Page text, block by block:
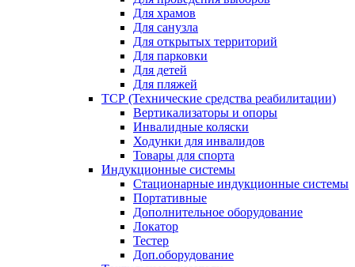
Для храмов
Для санузла
Для открытых территорий
Для парковки
Для детей
Для пляжей
ТСР (Технические средства реабилитации)
Вертикализаторы и опоры
Инвалидные коляски
Ходунки для инвалидов
Товары для спорта
Индукционные системы
Стационарные индукционные системы
Портативные
Дополнительное оборудование
Локатор
Тестер
Доп.оборудование